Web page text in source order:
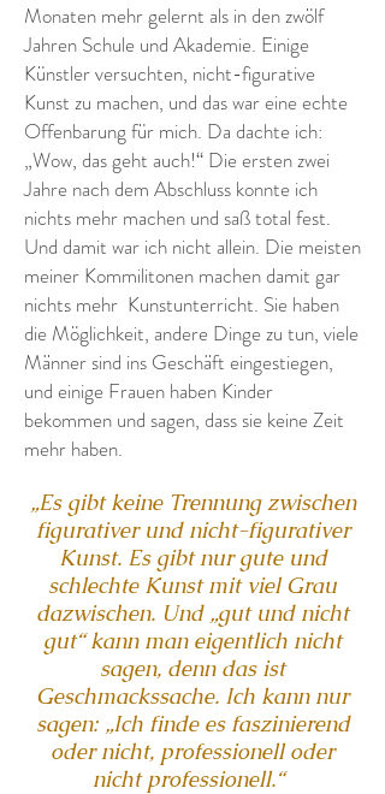
Monaten mehr gelernt als in den zwölf
Jahren Schule und Akademie. Einige
Künstler versuchten, nicht-figurative
Kunst zu machen, und das war eine echte
Offenbarung für mich. Da dachte ich:
„Wow, das geht auch!“ Die ersten zwei
Jahre nach dem Abschluss konnte ich
nichts mehr machen und saß total fest.
Und damit war ich nicht allein. Die meisten
meiner Kommilitonen machen damit gar
nichts mehr Kunstunterricht. Sie haben
die Möglichkeit, andere Dinge zu tun, viele
Männer sind ins Geschäft eingestiegen,
und einige Frauen haben Kinder
bekommen und sagen, dass sie keine Zeit
mehr haben.
„Es gibt keine Trennung zwischen
figurativer und nicht-figurativer
Kunst. Es gibt nur gute und
schlechte Kunst mit viel Grau
dazwischen. Und „gut und nicht
gut“ kann man eigentlich nicht
sagen, denn das ist
Geschmackssache. Ich kann nur
sagen: „Ich finde es faszinierend
oder nicht, professionell oder
nicht professionell.“